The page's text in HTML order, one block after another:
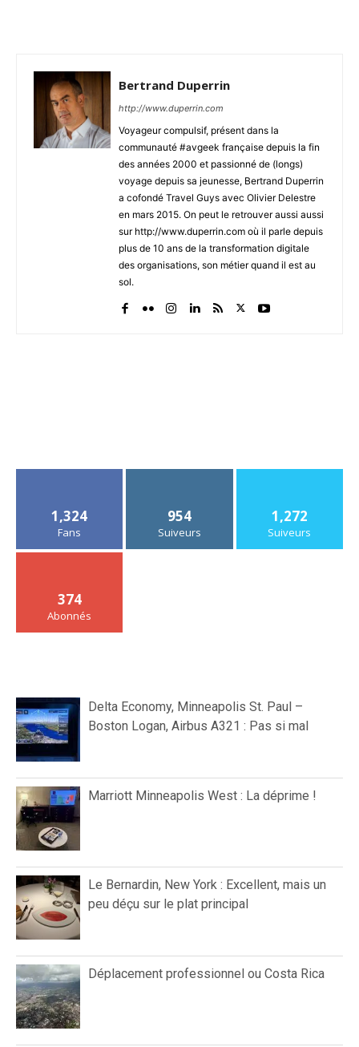
Bertrand Duperrin
http://www.duperrin.com
Voyageur compulsif, présent dans la
communauté #avgeek française depuis la fin
des années 2000 et passionné de (longs)
voyage depuis sa jeunesse, Bertrand Duperrin
a cofondé Travel Guys avec Olivier Delestre
en mars 2015. On peut le retrouver aussi aussi
sur http://www.duperrin.com où il parle depuis
plus de 10 ans de la transformation digitale
des organisations, son métier quand il est au
sol.
1,324
Fans
954
Suiveurs
1,272
Suiveurs
374
Abonnés
Delta Economy, Minneapolis St. Paul –
Boston Logan, Airbus A321 : Pas si mal
Marriott Minneapolis West : La déprime !
Le Bernardin, New York : Excellent, mais un
peu déçu sur le plat principal
Déplacement professionnel ou Costa Rica